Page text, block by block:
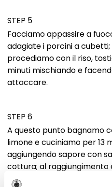
STEP 5
Facciamo appassire a
adagiate i porcini a
procediamo con il riso,
minuti mischiando e
attaccare.
STEP 6
A questo punto bagnamo
limone e cuciniamo per 13
aggiungendo sapore con
cottura; al
fuoco e mantechiamo